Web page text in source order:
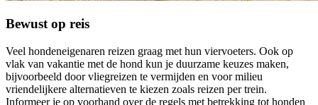
Bewust op reis
Veel hondeneigenaren reizen graag met hun viervoeters. Ook op
vlak van vakantie met de hond kun je duurzame keuzes maken,
bijvoorbeeld door vliegreizen te vermijden en voor milieu
vriendelijkere alternatieven te kiezen zoals reizen per trein.
Informeer je op voorhand over de regels met betrekking tot honden